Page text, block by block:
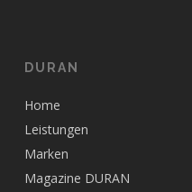
DURAN
Home
Leistungen
Marken
Magazine DURAN